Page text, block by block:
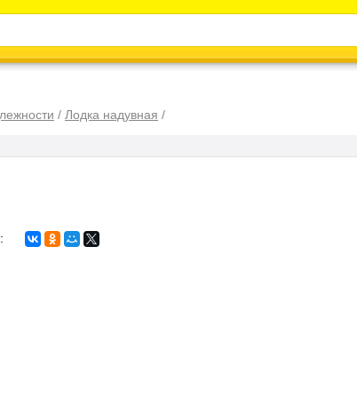
/ Лодка надувная /